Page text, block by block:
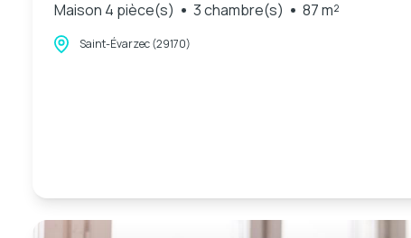
Maison 4 pièce(s) 3 chambre(s) 87 m²
Saint-Évarzec (29170)